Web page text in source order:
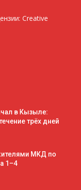
Creative
в Кызыле:
трёх дней
МКД по
1–4